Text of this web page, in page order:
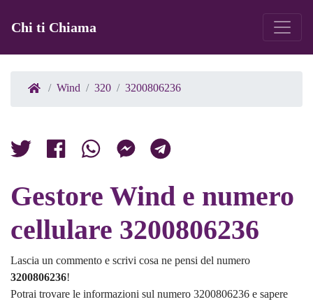
Chi ti Chiama
Wind 320 3200806236
Gestore Wind e numero
cellulare 3200806236
Lascia un commento e scrivi cosa ne pensi del numero
3200806236!
Potrai trovare le informazioni sul numero 3200806236 e sapere